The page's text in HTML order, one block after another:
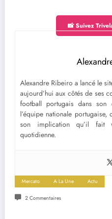
📸 Suivez
Alexandre Ribeiro a lancé le
aujourd’hui aux côtés de ses
football portugais dans son
l’équipe nationale portugaise,
son implication qu’il
quotidienne.
Mercato A La Une Actu
2 Commentaires